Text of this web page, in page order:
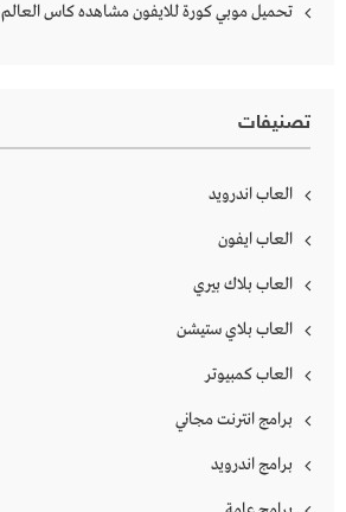
تحميل موبي كورة للايفون مشاهده كاس العالم 2026 بالعربي
تصنيفات
العاب اندرويد
العاب ايفون
العاب بلاك بيري
العاب بلاي ستيشن
العاب كمبيوتر
برامج انترنت مجاني
برامج اندرويد